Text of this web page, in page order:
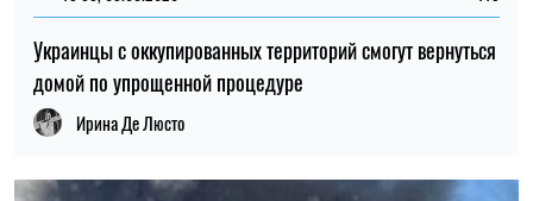
Украинцы с оккупированных территорий смогут вернуться
домой по упрощенной процедуре
Ирина Де Люсто